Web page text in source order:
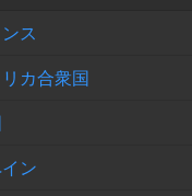
ス
カ合衆国
ン